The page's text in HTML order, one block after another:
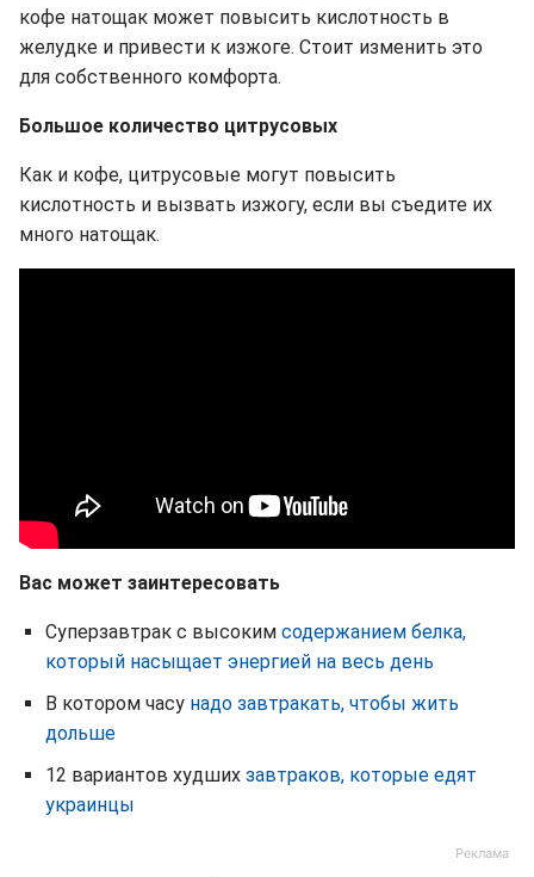
кофе натощак может повысить кислотность в
желудке и привести к изжоге. Стоит изменить это
для собственного комфорта.
Большое количество цитрусовых
Как и кофе, цитрусовые могут повысить
кислотность и вызвать изжогу, если вы съедите их
много натощак.
Вас может заинтересовать
Суперзавтрак с высоким содержанием белка,
который насыщает энергией на весь день
В котором часу надо завтракать, чтобы жить
дольше
12 вариантов худших завтраков, которые едят
украинцы